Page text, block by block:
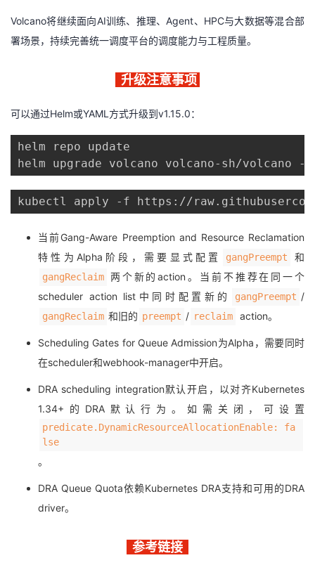
Volcano将继续面向AI训练、推理、Agent、HPC与大数据等混合部
署场景，持续完善统一调度平台的调度能力与工程质量。
升级注意事项
可以通过Helm或YAML方式升级到v1.15.0：
helm repo update
kubectl apply -f https://
当前Gang-Aware Preemption and Resource Reclamation
特性为Alpha阶段，需要显式配置
gangPreempt 和
gangReclaim 两个新的action。当前不推荐在同一个
scheduler action list中同时配置新的
gangPreempt /
gangReclaim 和旧的 preempt / reclaim action。
Scheduling Gates for Queue Admission为Alpha，需要同时
在scheduler和webhook-manager中开启。
DRA scheduling integration默认开启，以对齐Kubernetes
1.34+的DRA默认行为。如需关闭，可设置
predicate.DynamicResourceAllocationEnable: fa
lse
。
DRA Queue Quota依赖Kubernetes DRA支持和可用的DRA
driver。
参考链接